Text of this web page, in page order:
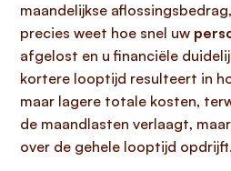
maandelijkse
precies weet hoe snel uw
afgelost en u financiële
kortere looptijd resulteert in
maar lagere totale kosten,
de maandlasten verlaagt,
over de gehele looptijd opdrijft.